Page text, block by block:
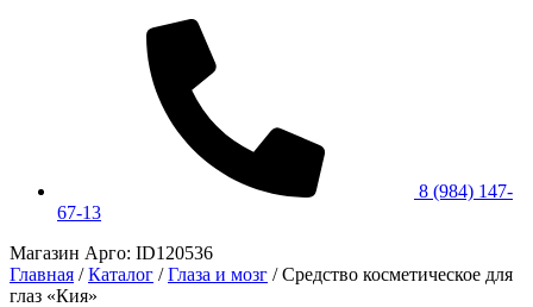
8 (984) 147-
67-13
Магазин Арго: ID120536
Главная / Каталог / Глаза и мозг / Средство косметическое для
глаз «Кия»